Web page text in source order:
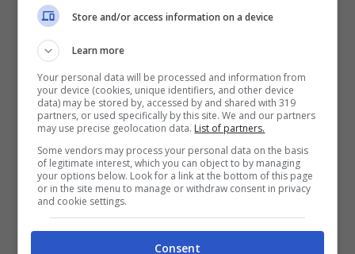
lastminute.com!
Infatti,
pacchetti volo+ 2 notti in hotel 4
stelle partono da 139 euromentre un
soggiorno in hotel 4* a partire da 49 euro
E per chi non vuole rinunciare al lusso, il
soggiorno in un Top Secret Hotel parte da
39 euro.
Store and/or access information on a device
Learn more
Your personal data will be processed and information from
your device (cookies, unique identifiers, and other device
data) may be stored by, accessed by and shared with 319
partners, or used specifically by this site. We and our partners
may use precise geolocation data. List of partners.
Some vendors may process your personal data on the basis
of legitimate interest, which you can object to by managing
your options below. Look for a link at the bottom of this page
or in the site menu to manage or withdraw consent in privacy
and cookie settings.
Consent